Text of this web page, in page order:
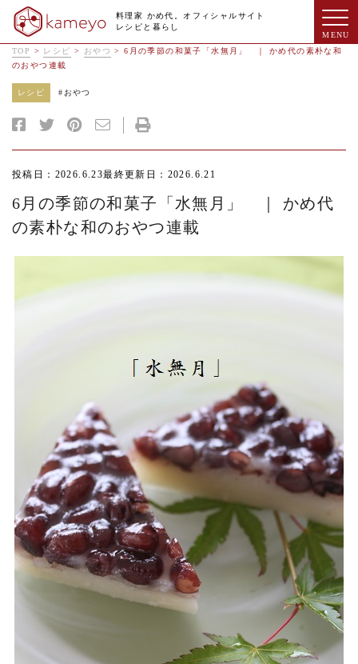
料理家 かめ代。オフィシャルサイト
レシピと暮らし
TOP > レシピ > おやつ >6月の季節の和菓子「水無月」 ｜ かめ代の素朴な和
のおやつ連載
レシピ # おやつ
投稿日：2026.6.23最終更新日：2026.6.21
6月の季節の和菓子「水無月」 ｜ かめ代
の素朴な和のおやつ連載